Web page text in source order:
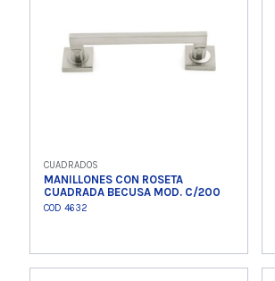
CUADRADOS
MANILLONES CON ROSETA
CUADRADA BECUSA MOD. C/200
COD 4632